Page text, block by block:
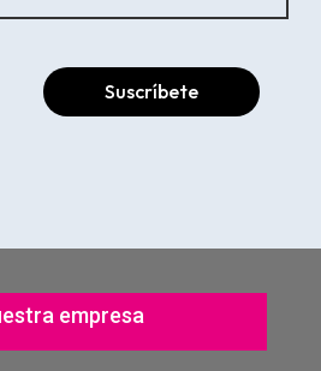
Suscríbete
empresa